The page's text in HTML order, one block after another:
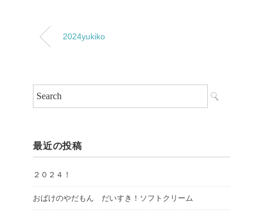
2024yukiko
最近の投稿
２０２４！
おばけのやだもん だいすき！ソフトクリーム